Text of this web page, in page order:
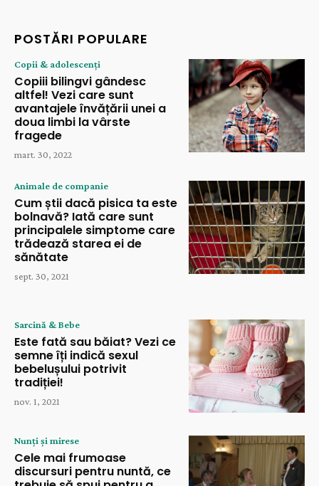
POSTĂRI POPULARE
Copii & adolescenți
Copiii bilingvi gândesc
altfel! Vezi care sunt
avantajele învățării unei a
doua limbi la vârste
fragede
mart. 30, 2022
Animale de companie
Cum știi dacă pisica ta este
bolnavă? Iată care sunt
principalele simptome care
trădează starea ei de
sănătate
sept. 30, 2021
Sarcină & Bebe
Este fată sau băiat? Vezi ce
semne îți indică sexul
bebelușului potrivit
tradiției!
nov. 1, 2021
Nunți și mirese
Cele mai frumoase
discursuri pentru nuntă, ce